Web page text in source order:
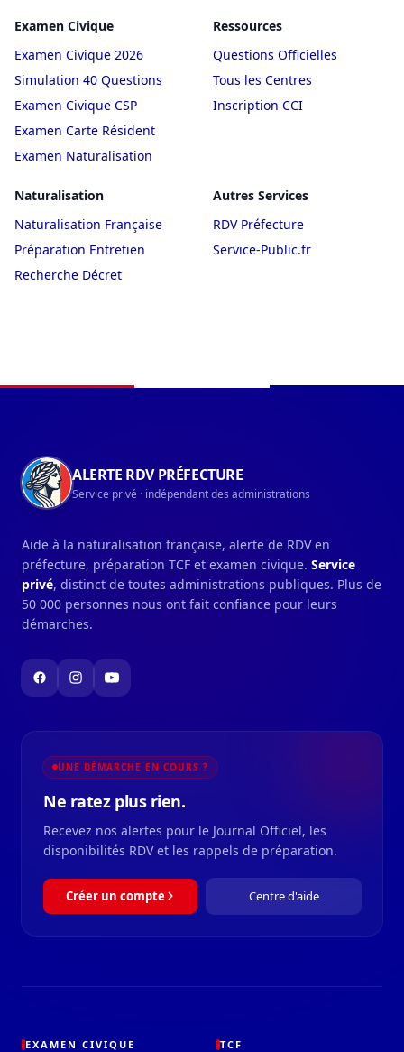
Examen Civique
Examen Civique 2026
Simulation 40 Questions
Examen Civique CSP
Examen Carte Résident
Examen Naturalisation
Ressources
Questions Officielles
Tous les Centres
Inscription CCI
Naturalisation
Naturalisation Française
Préparation Entretien
Recherche Décret
Autres Services
RDV Préfecture
Service-Public.fr
ALERTE RDV PRÉFECTURE
Service privé · indépendant des administrations
Aide à la naturalisation française, alerte de RDV en
préfecture, préparation TCF et examen civique. Service
privé, distinct de toutes administrations publiques. Plus de
50 000 personnes nous ont fait confiance pour leurs
démarches.
UNE DÉMARCHE EN COURS ?
Ne ratez plus rien.
Recevez nos alertes pour le Journal Officiel, les
disponibilités RDV et les rappels de préparation.
Créer un compte Centre d'aide
EXAMEN CIVIQUE TCF